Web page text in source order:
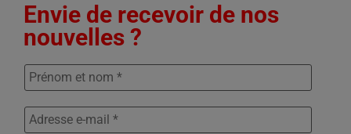
Envie de recevoir de nos
nouvelles ?